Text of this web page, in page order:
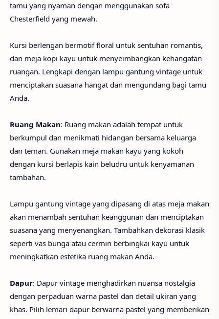
tamu yang nyaman dengan menggunakan sofa
Chesterfield yang mewah.
Kursi berlengan bermotif floral untuk sentuhan romantis,
dan meja kopi kayu untuk menyeimbangkan kehangatan
ruangan. Lengkapi dengan lampu gantung vintage untuk
menciptakan suasana hangat dan mengundang bagi tamu
Anda.
Ruang Makan: Ruang makan adalah tempat untuk
berkumpul dan menikmati hidangan bersama keluarga
dan teman. Gunakan meja makan kayu yang kokoh
dengan kursi berlapis kain beludru untuk kenyamanan
tambahan.
Lampu gantung vintage yang dipasang di atas meja makan
akan menambah sentuhan keanggunan dan menciptakan
suasana yang menyenangkan. Tambahkan dekorasi klasik
seperti vas bunga atau cermin berbingkai kayu untuk
meningkatkan estetika ruang makan Anda.
Dapur: Dapur vintage menghadirkan nuansa nostalgia
dengan perpaduan warna pastel dan detail ukiran yang
khas. Pilih lemari dapur berwarna pastel yang memberikan